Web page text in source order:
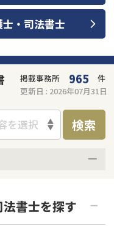
士・司法書士
掲載事務所 965
件
更新日 : 2026年07月31日
を選択 検索
日祝の相談可能
書士を探す